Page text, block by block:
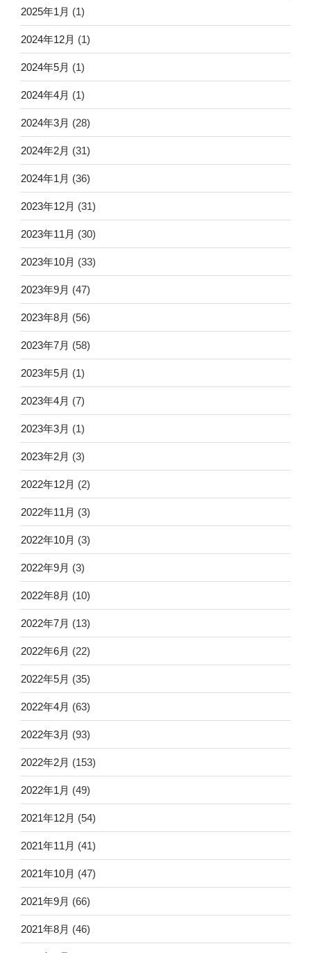
2025年1月 (1)
2024年12月 (1)
2024年5月 (1)
2024年4月 (1)
2024年3月 (28)
2024年2月 (31)
2024年1月 (36)
2023年12月 (31)
2023年11月 (30)
2023年10月 (33)
2023年9月 (47)
2023年8月 (56)
2023年7月 (58)
2023年5月 (1)
2023年4月 (7)
2023年3月 (1)
2023年2月 (3)
2022年12月 (2)
2022年11月 (3)
2022年10月 (3)
2022年9月 (3)
2022年8月 (10)
2022年7月 (13)
2022年6月 (22)
2022年5月 (35)
2022年4月 (63)
2022年3月 (93)
2022年2月 (153)
2022年1月 (49)
2021年12月 (54)
2021年11月 (41)
2021年10月 (47)
2021年9月 (66)
2021年8月 (46)